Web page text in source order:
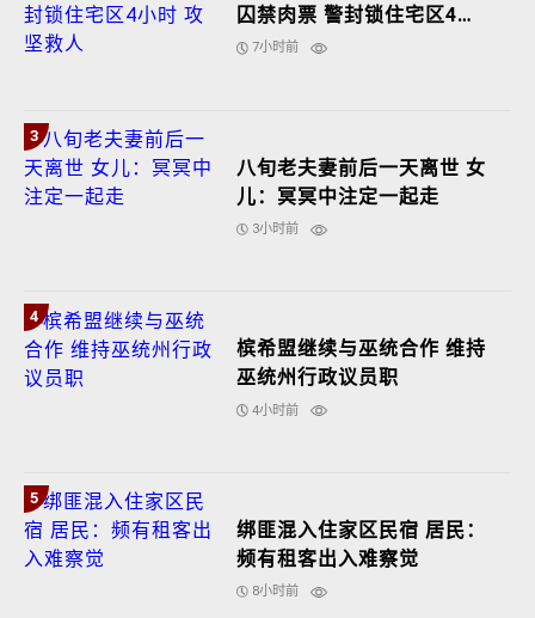
囚禁肉票 警封锁住宅区4小
时 攻坚救人
7小时前
3
八旬老夫妻前后一天离世 女
儿：冥冥中注定一起走
3小时前
4
槟希盟继续与巫统合作 维持
巫统州行政议员职
4小时前
5
绑匪混入住家区民宿 居民：
频有租客出入难察觉
8小时前